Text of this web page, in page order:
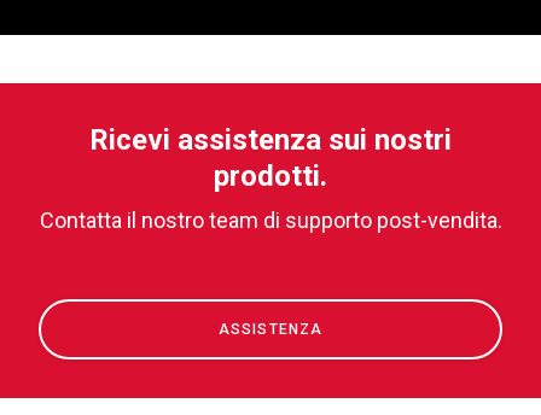
Ricevi assistenza sui nostri
prodotti.
Contatta il nostro team di supporto post-vendita.
ASSISTENZA